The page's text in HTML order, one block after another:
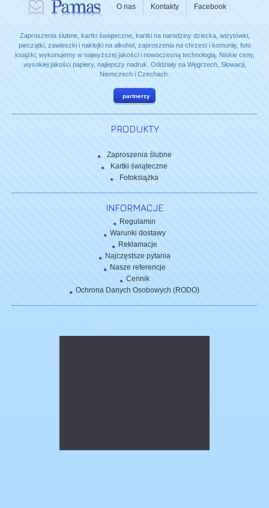
O nas Kontakty Facebook
Zaproszenia ślubne, kartki świąteczne, kartki na narodziny dziecka, wizytówki,
pieczątki, zawieszki i naklejki na alkohol, zaproszenia na chrzest i komunię, foto
książki, wykonujemy w najwyższej jakości i nowoczesną technologią. Niskie ceny,
wysokiej jakości papiery, najlepszy nadruk. Oddziały na Węgrzech, Słowacji,
Niemczech i Czechach.
partnerzy
PRODUKTY
Zaproszenia ślubne
Kartki świąteczne
Fotoksiążka
INFORMACJE
Regulamin
Warunki dostawy
Reklamacje
Najczęstsze pytania
Nasze referencje
Cennik
Ochrona Danych Osobowych (RODO)